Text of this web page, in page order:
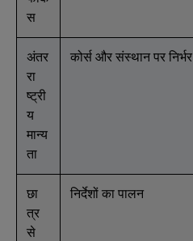
स
अंतर
रा
ष्ट्री
य
मान्य
ता
कोर्स और संस्थान पर निर्भर
छा
त्र
से
निर्देशों का पालन